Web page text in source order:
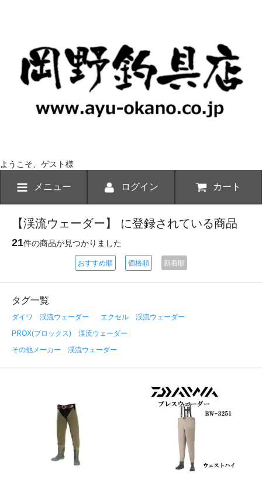
ようこそ、ゲスト様
メニュー ログイン カート
【渓流ウェーダー】 に登録されている商品
21件の商品が見つかりました
おすすめ順 価格順 新着順
タグ一覧
ダイワ 渓流ウェーダー
エクセル 渓流ウェーダー
PROX(プロックス) 渓流ウェーダー
その他メーカー 渓流ウェーダー